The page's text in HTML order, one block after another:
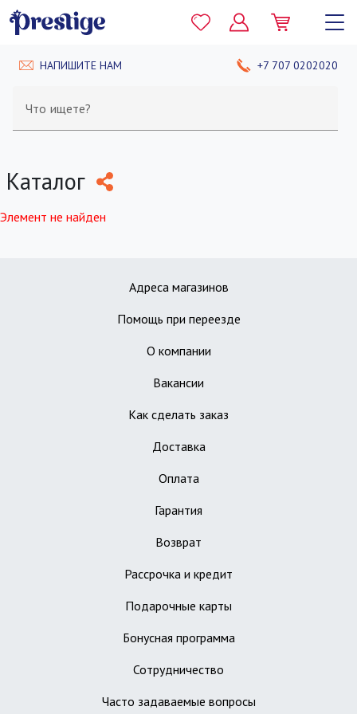
НАПИШИТЕ НАМ +7 707 0202020
Что ищете?
Каталог
Элемент не найден
Адреса магазинов
Помощь при переезде
О компании
Вакансии
Как сделать заказ
Доставка
Оплата
Гарантия
Возврат
Рассрочка и кредит
Подарочные карты
Бонусная программа
Сотрудничество
Часто задаваемые вопросы